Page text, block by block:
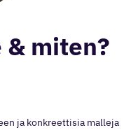
miten?
ja konkreettisia malleja